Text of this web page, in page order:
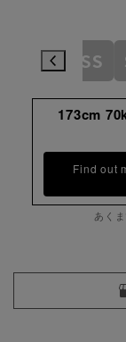
3S SS
173cm
Find out
あく